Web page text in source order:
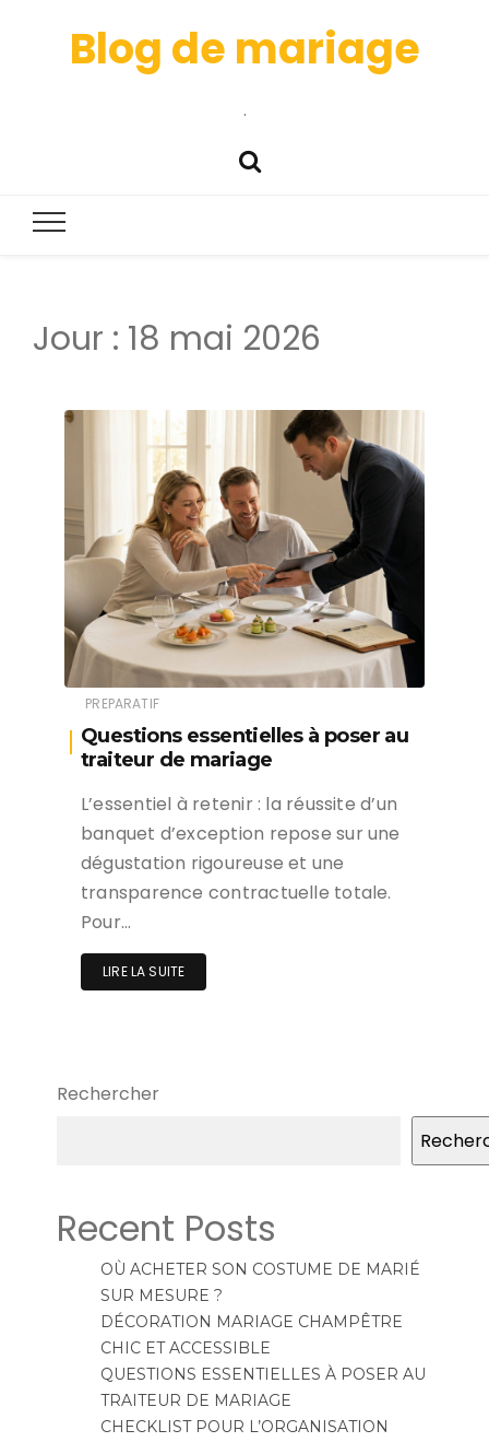
Blog de mariage
.
Jour : 18 mai 2026
PREPARATIF
Questions essentielles à poser au
traiteur de mariage
L’essentiel à retenir : la réussite d’un
banquet d’exception repose sur une
dégustation rigoureuse et une
transparence contractuelle totale.
Pour…
LIRE LA SUITE
Rechercher
Recent Posts
OÙ ACHETER SON COSTUME DE MARIÉ
SUR MESURE ?
DÉCORATION MARIAGE CHAMPÊTRE
CHIC ET ACCESSIBLE
QUESTIONS ESSENTIELLES À POSER AU
TRAITEUR DE MARIAGE
CHECKLIST POUR L’ORGANISATION